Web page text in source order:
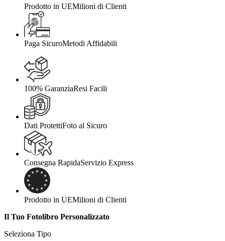
Prodotto in UEMilioni di Clienti
Paga SicuroMetodi Affidabili
100% GaranziaResi Facili
Dati ProtettiFoto al Sicuro
Consegna RapidaServizio Express
Prodotto in UEMilioni di Clienti
Il Tuo Fotolibro Personalizzato
Seleziona Tipo